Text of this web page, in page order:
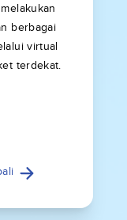
berbagai
virtual
terdekat.